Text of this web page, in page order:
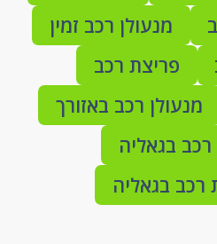
מנעולן רכב זמין
פריצת רכב
מנעולן רכב באזורך
רכב בגאליה
רכב בגאליה